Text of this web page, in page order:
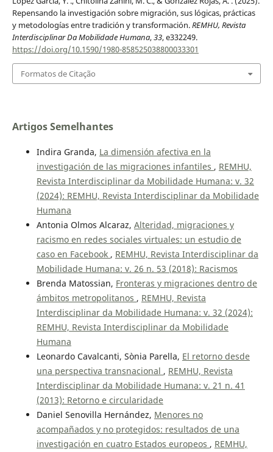
Repensando la investigación sobre migración, sus lógicas, prácticas
y metodologías entre tradición y transformación.REMHU, Revista
Interdisciplinar Da Mobilidade Humana,33, e332249.
https://doi.org/10.1590/1980-858525038800033301
Formatos de Citação
Artigos Semelhantes
Indira Granda, La dimensión afectiva en la
investigación de las migraciones infantiles , REMHU,
Revista Interdisciplinar da Mobilidade Humana: v. 32
(2024): REMHU, Revista Interdisciplinar da Mobilidade
Humana
Antonia Olmos Alcaraz, Alteridad, migraciones y
racismo en redes sociales virtuales: un estudio de
caso en Facebook , REMHU, Revista Interdisciplinar da
Mobilidade Humana: v. 26 n. 53 (2018): Racismos
Brenda Matossian, Fronteras y migraciones dentro de
ámbitos metropolitanos , REMHU, Revista
Interdisciplinar da Mobilidade Humana: v. 32 (2024):
REMHU, Revista Interdisciplinar da Mobilidade
Humana
Leonardo Cavalcanti, Sònia Parella, El retorno desde
una perspectiva transnacional , REMHU, Revista
Interdisciplinar da Mobilidade Humana: v. 21 n. 41
(2013): Retorno e circularidade
Daniel Senovilla Hernández, Menores no
acompañados y no protegidos: resultados de una
investigación en cuatro Estados europeos , REMHU,